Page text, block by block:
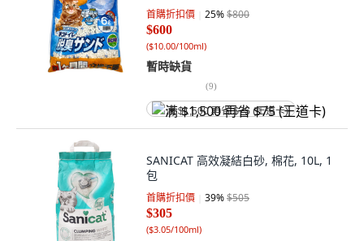
首購折扣價 25%$800
$600
($10.00/100ml)
暫時缺貨
(9)
满 $1,500 再省 $75 (王道卡)
SANICAT 高效凝結白砂, 棉花, 10L, 1
包
首購折扣價 39%$505
$305
($3.05/100ml)